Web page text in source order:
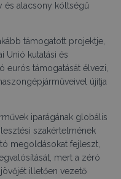
és alacsony költségű
támogatott projektje,
Unió kutatási és
eurós támogatását élvezi,
újítja
iparágának globális
szakértelmének
megoldásokat fejleszt,
mert a zéró
illetően vezető